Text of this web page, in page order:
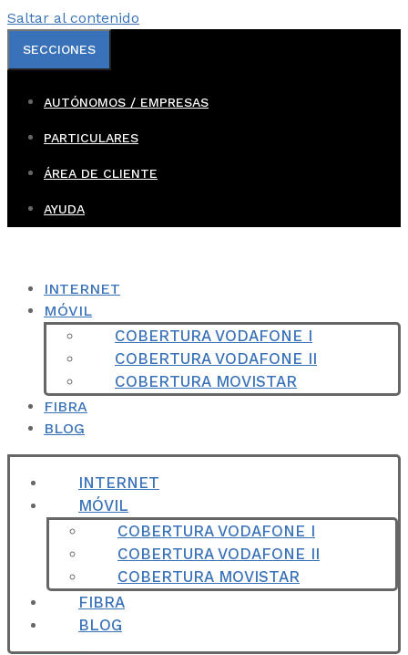
Saltar al contenido
SECCIONES
AUTÓNOMOS / EMPRESAS
PARTICULARES
ÁREA DE CLIENTE
AYUDA
INTERNET
MÓVIL
COBERTURA VODAFONE I
COBERTURA VODAFONE II
COBERTURA MOVISTAR
FIBRA
BLOG
INTERNET
MÓVIL
COBERTURA VODAFONE I
COBERTURA VODAFONE II
COBERTURA MOVISTAR
FIBRA
BLOG